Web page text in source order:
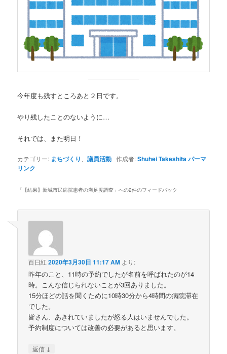
今年度も残すところあと２日です。
やり残したことのないように…
それでは、また明日！
カテゴリー: まちづくり 、議員活動 作成者:Shuhei Takeshitaパーマ
リンク
「 【結果】新城市民病院患者の満足度調査 」への2件のフィードバック
百日紅 2020年3月30日 11:17 AM より:
昨年のこと、11時の予約でしたが名前を呼ばれたのが14
時。こんな信じられないことが3回ありました。
15分ほどの話を聞くために10時30分から4時間の病院滞在
でした。
皆さん、あきれていましたが怒る人はいませんでした。
予約制度については改善の必要があると思います。
返信 ↓